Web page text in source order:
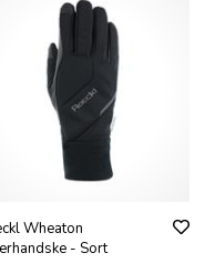
Wheaton
- Sort